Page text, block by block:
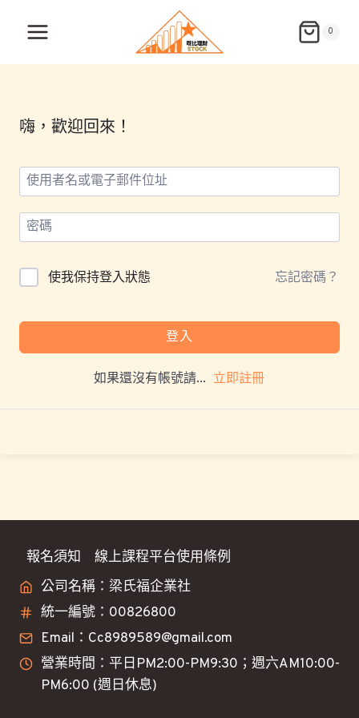
0
嗨，歡迎回來！
使我保持登入狀態 忘記密碼？
登入
如果還沒有帳號請... 立即註冊
報名須知
線上課程平台使用條例
公司名稱：梁氏福企業社
統一編號：00826800
Email：Cc8989589@gmail.com
營業時間：平日PM2:00-PM9:30；週六AM10:00-
PM6:00 (週日休息)